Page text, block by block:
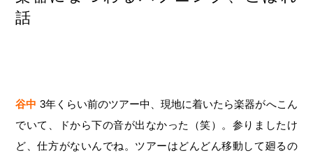
話
谷中 3年くらい前のツアー中、現地に着いたら楽器がへこん
でいて、ドから下の音が出なかった（笑）。参りましたけ
ど、仕方がないんでね。ツアーはどんどん移動して廻るの